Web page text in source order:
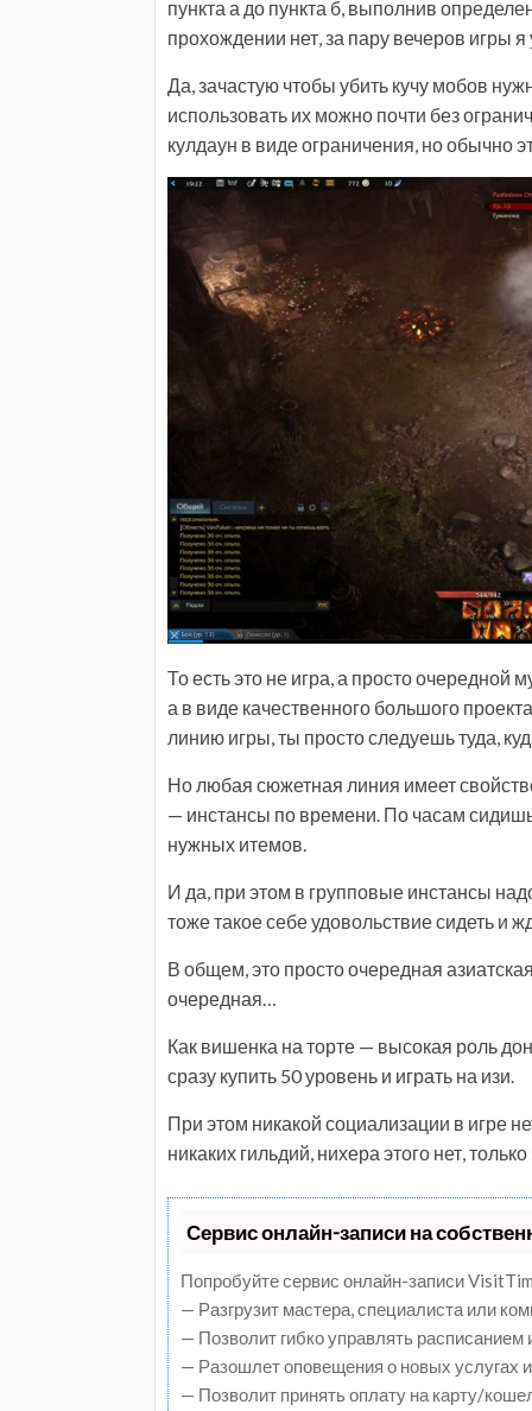
пункта а до пункта б, выполнив
прохождении нет, за пару вечеров игры
Да, зачастую чтобы убить кучу мобов
использовать их можно почти без
кулдаун в виде ограничения, но обычно
То есть это не игра, а просто очередной
а в виде качественного большого
линию игры, ты просто следуешь туда,
Но любая сюжетная линия имеет
— инстансы по времени. По часам
нужных итемов.
И да, при этом в групповые инстансы
тоже такое себе удовольствие сидеть и
В общем, это просто очередная
очередная…
Как вишенка на торте — высокая роль
сразу купить 50 уровень и играть на изи.
При этом никакой социализации в игре
никаких гильдий, нихера этого нет,
Сервис онлайн-записи на
Попробуйте сервис онлайн-записи
— Разгрузит мастера, специалиста или
— Позволит гибко управлять расписанием
— Разошлет оповещения о новых услугах
— Позволит принять оплату на карту/